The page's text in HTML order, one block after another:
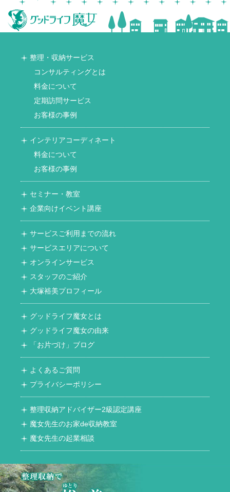
整理・収納サービス
コンサルティングとは
料金について
定期訪問サービス
お客様の事例
インテリアコーディネート
料金について
お客様の事例
セミナー・教室
企業向けイベント講座
サービスご利用までの流れ
サービスエリアについて
オンラインサービス
スタッフのご紹介
大塚裕美プロフィール
グッドライフ魔女とは
グッドライフ魔女の由来
「お片づけ」ブログ
よくあるご質問
プライバシーポリシー
整理収納アドバイザー2級認定講座
魔女先生のお家de収納教室
魔女先生の起業相談